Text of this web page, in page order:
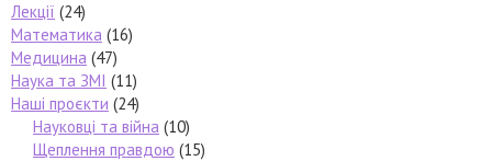
Лекції (24)
Математика (16)
Медицина (47)
Наука та ЗМІ (11)
Наші проєкти (24)
Науковці та війна (10)
Щеплення правдою (15)